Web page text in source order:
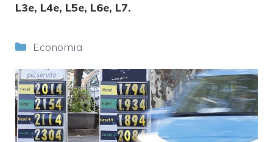
L3e, L4e, L5e, L6e, L7.
Categorie
Economia